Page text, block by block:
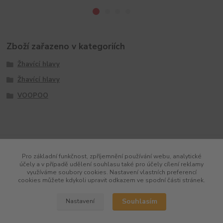
Zboží zařazeno v kategoriích
Žhavící hlavy
Žhavící hlavy
VOOPOO
Pro základní funkčnost, zpříjemnění používání webu, analytické
účely a v případě udělení souhlasu také pro účely cílení reklamy
využíváme soubory cookies. Nastavení vlastních preferencí
cookies můžete kdykoli upravit odkazem ve spodní části stránek.
Nastavení Souhlasím